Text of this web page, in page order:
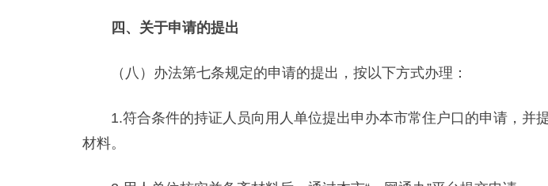
四、关于申请的提出
（八）办法第七条规定的申请的提出，按以下方式办理：
1.符合条件的持证人员向用人单位提出申办本市常住户口的申请，并
材料。